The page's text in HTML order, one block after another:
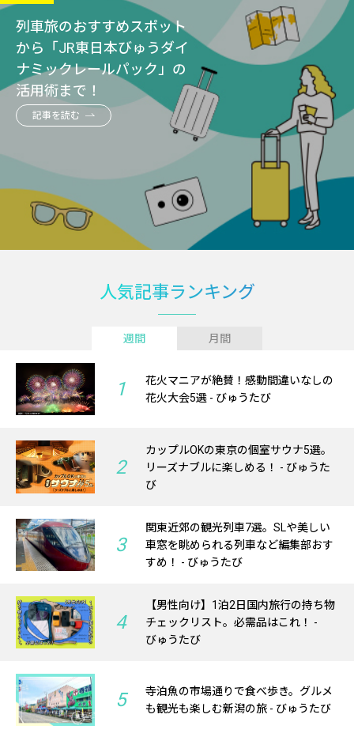
列車旅のおすすめスポット
から「JR東日本びゅうダイ
ナミックレールパック」の
活用術まで！
記事を読む
人気記事ランキング
週間 月間
1
花火マニアが絶賛！感動間違いなしの
花火大会5選 - びゅうたび
2
カップルOKの東京の個室サウナ5選。
リーズナブルに楽しめる！ - びゅうた
び
3
関東近郊の観光列車7選。SLや美しい
車窓を眺められる列車など編集部おす
すめ！ - びゅうたび
4
【男性向け】1泊2日国内旅行の持ち物
チェックリスト。必需品はこれ！ -
びゅうたび
5
寺泊魚の市場通りで食べ歩き。グルメ
も観光も楽しむ新潟の旅 - びゅうたび